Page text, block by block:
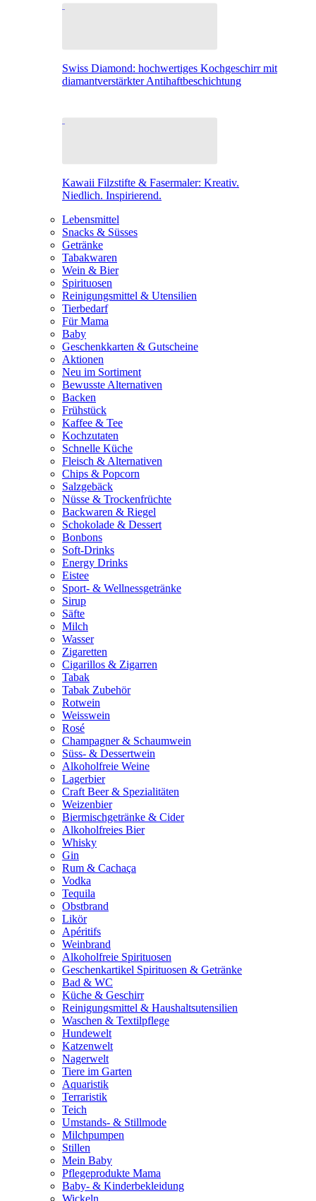
Swiss Diamond: hochwertiges Kochgeschirr mit
diamantverstärkter Antihaftbeschichtung
Kawaii Filzstifte & Fasermaler: Kreativ.
Niedlich. Inspirierend.
Lebensmittel
Snacks & Süsses
Getränke
Tabakwaren
Wein & Bier
Spirituosen
Reinigungsmittel & Utensilien
Tierbedarf
Für Mama
Baby
Geschenkkarten & Gutscheine
Aktionen
Neu im Sortiment
Bewusste Alternativen
Backen
Frühstück
Kaffee & Tee
Kochzutaten
Schnelle Küche
Fleisch & Alternativen
Chips & Popcorn
Salzgebäck
Nüsse & Trockenfrüchte
Backwaren & Riegel
Schokolade & Dessert
Bonbons
Soft-Drinks
Energy Drinks
Eistee
Sport- & Wellnessgetränke
Sirup
Säfte
Milch
Wasser
Zigaretten
Cigarillos & Zigarren
Tabak
Tabak Zubehör
Rotwein
Weisswein
Rosé
Champagner & Schaumwein
Süss- & Dessertwein
Alkoholfreie Weine
Lagerbier
Craft Beer & Spezialitäten
Weizenbier
Biermischgetränke & Cider
Alkoholfreies Bier
Whisky
Gin
Rum & Cachaça
Vodka
Tequila
Obstbrand
Likör
Apéritifs
Weinbrand
Alkoholfreie Spirituosen
Geschenkartikel Spirituosen & Getränke
Bad & WC
Küche & Geschirr
Reinigungsmittel & Haushaltsutensilien
Waschen & Textilpflege
Hundewelt
Katzenwelt
Nagerwelt
Tiere im Garten
Aquaristik
Terraristik
Teich
Umstands- & Stillmode
Milchpumpen
Stillen
Mein Baby
Pflegeprodukte Mama
Baby- & Kinderbekleidung
Wickeln